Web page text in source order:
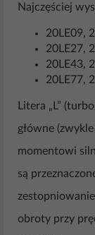
Najczęściej
20LE09,
20LE27,
20LE43,
20LE77,
Litera „L”
główne
momentowi
są
obroty przy